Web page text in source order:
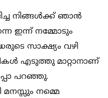
നിങ്ങള്‍ക്ക് ഞാന്‍
ഇന്ന് നമ്മോടും
സാക്ഷ്യം വഴി
എടുത്തു മാറ്റാനാണ്
പറഞ്ഞു.
നമ്മെ